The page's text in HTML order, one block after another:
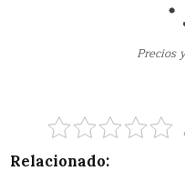
Precios
Relacionado: